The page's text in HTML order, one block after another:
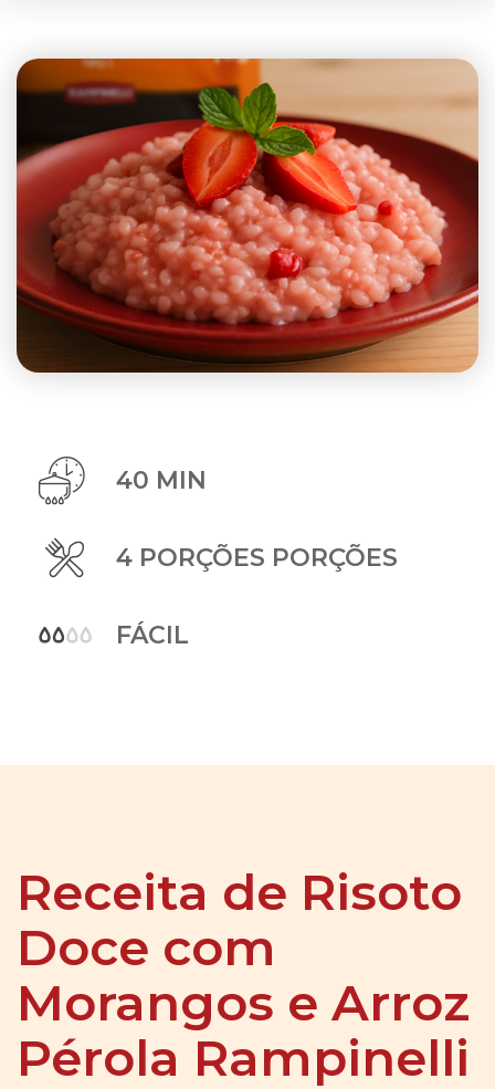
40 MIN
4 PORÇÕES PORÇÕES
FÁCIL
Receita de Risoto
Doce com
Morangos e Arroz
Pérola Rampinelli